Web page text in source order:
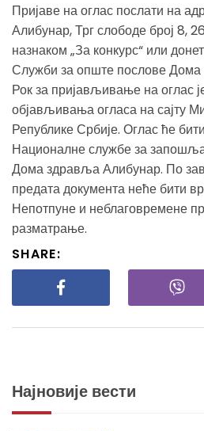
Пријаве на оглас послати на
Алибунар, Трг слободе број 8,
назнаком „За конкурс“ или
Служби за опште послове
Рок за пријављивање на оглас
објављивања огласа на сајту
Републике Србије. Оглас ће
Националне службе за
Дома здравља Алибунар. По
предата документа неће бити
Непотпуне и неблаговремене
разматрање.
SHARE:
Најновије вести